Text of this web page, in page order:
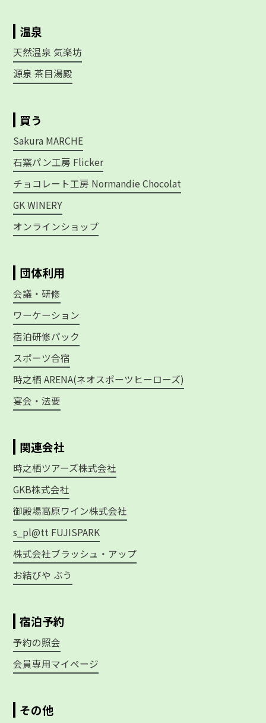
温泉
天然温泉 気楽坊
源泉 茶目湯殿
買う
Sakura MARCHE
石窯パン工房 Flicker
チョコレート工房 Normandie Chocolat
GK WINERY
オンラインショップ
団体利用
会議・研修
ワーケーション
宿泊研修パック
スポーツ合宿
時之栖 ARENA(ネオスポーツヒーローズ)
宴会・法要
関連会社
時之栖ツアーズ株式会社
GKB株式会社
御殿場高原ワイン株式会社
s_pl@tt FUJISPARK
株式会社ブラッシュ・アップ
お結びや ぶう
宿泊予約
予約の照会
会員専用マイページ
その他